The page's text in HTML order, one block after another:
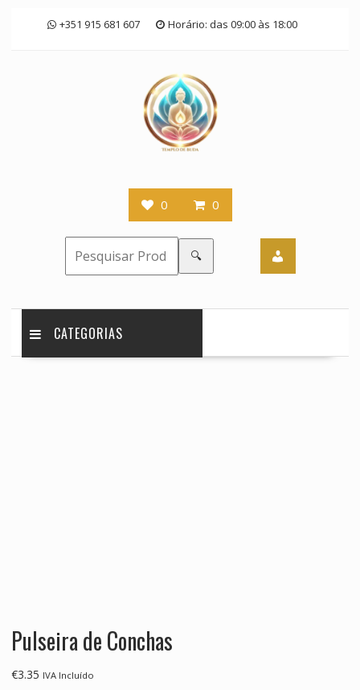
+351 915 681 607 Horário: das 09:00 às 18:00
0 0
🔍
CATEGORIAS
Pulseira de Conchas
€3.35 IVA Incluído